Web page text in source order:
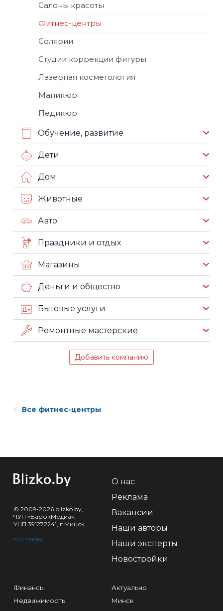
Салоны красоты
Фитнес-центры
Солярии
Студии коррекции фигуры
Лазерная косметология
Маникюр
Педикюр
Обучение, развитие
Дети
Дом
Животные
Авто
Праздники и отдых
Магазины
Деньги и общество
Бытовые услуги
Ремонтные мастерские
Добавить компанию
Все фитнес-центры
© 2009-2026 blizko.by,
ЧУП «БарокМедиа»,
УНП 391272241, г.Минск
Контакты
О нас
Реклама
Вакансии
Наши авторы
Наши эксперты
Новостройки
Финансы
Недвижимость
Актуально
Минск